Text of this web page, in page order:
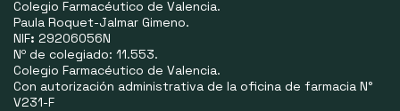
Colegio Farmacéutico de Valencia.
Paula Roquet-Jalmar Gimeno.
NIF: 29206056N
Nº de colegiado: 11.553.
Colegio Farmacéutico de Valencia.
Con autorización administrativa de la oficina de farmacia N°
V231-F